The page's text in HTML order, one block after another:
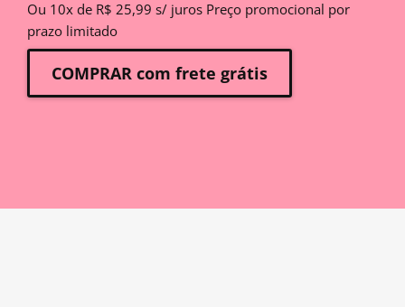
Ou 10x de R$ 25,99 s/ juros Preço promocional por
prazo limitado
COMPRAR com frete grátis